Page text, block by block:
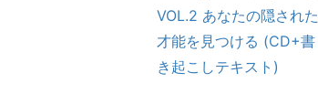
VOL.2 あなたの隠された
才能を見つける (CD+書
き起こしテキスト)